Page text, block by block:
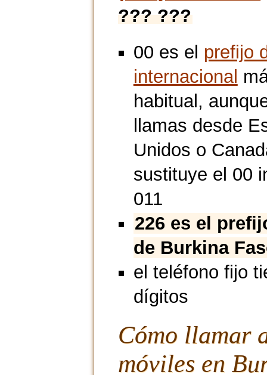
??? ???
00 es el prefijo
internacional
habitual,
llamas desde
Unidos o
sustituye el 00
011
226 es el
de Burkina
el teléfono fijo
dígitos
Cómo llamar
móviles en